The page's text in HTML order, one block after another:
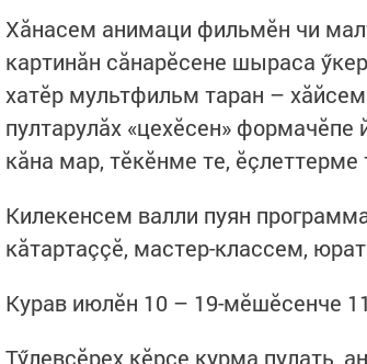
Хӑнасем анимаци фильмӗн чи
картинăн сăнарӗсене шыраса
хатӗр мультфильм таран –
пултарулӑх «цехӗсен»
кӑна мар, тӗкӗнме те, ӗçлеттерме
Килекенсем валли пуян
кӑтартаççӗ, мастер-классем,
Курав июлӗн 10 – 19-мӗшӗсенче
Тӳлевсӗрех кӗрсе курма пулать,